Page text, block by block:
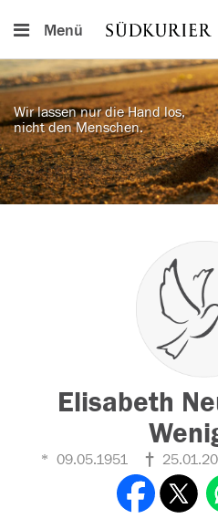
Menü
Wir lassen nur die Hand los,
nicht den Menschen.
Elisabeth
09.05.1951